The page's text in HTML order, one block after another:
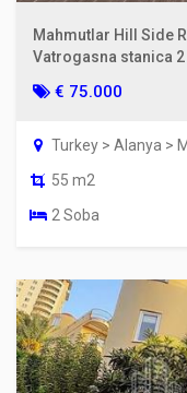
Mahmutlar Hill Side
Vatrogasna stanica
€ 75.000
Turkey > Alanya >
55 m2
2 Soba